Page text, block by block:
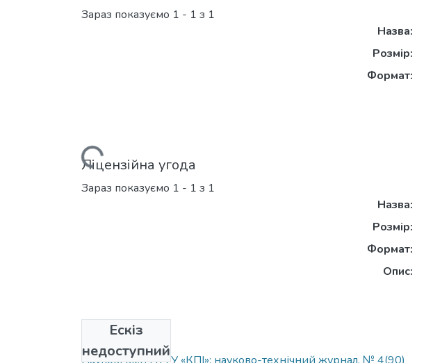
Зараз показуємо 1 - 1 з 1
Вантажиться...
Назва:
Розмір:
Формат:
Ліцензійна угода
Зараз показуємо 1 - 1 з 1
Ескіз
недоступний
Назва:
Розмір:
Формат:
Опис:
Зібрання